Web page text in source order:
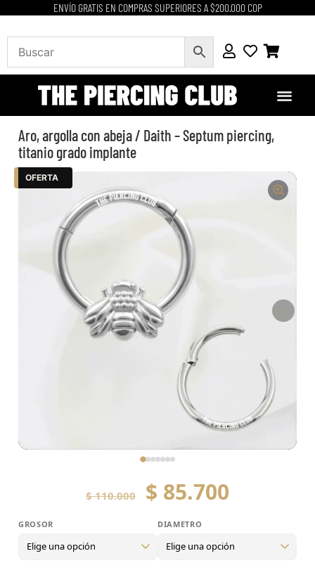
ENVÍO GRATIS EN COMPRAS SUPERIORES A $200.000 COP
Aro, argolla con abeja / Daith – Septum piercing,
titanio grado implante
OFERTA
›
$110.000 $ 85.700
GROSOR DIAMETRO